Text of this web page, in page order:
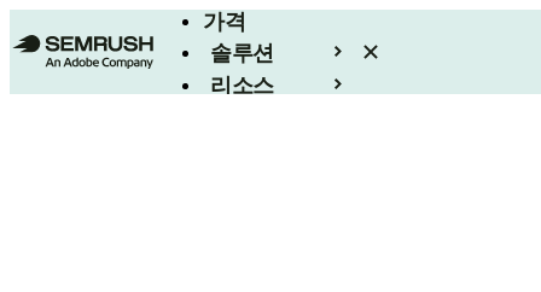
가격
솔루션
리소스